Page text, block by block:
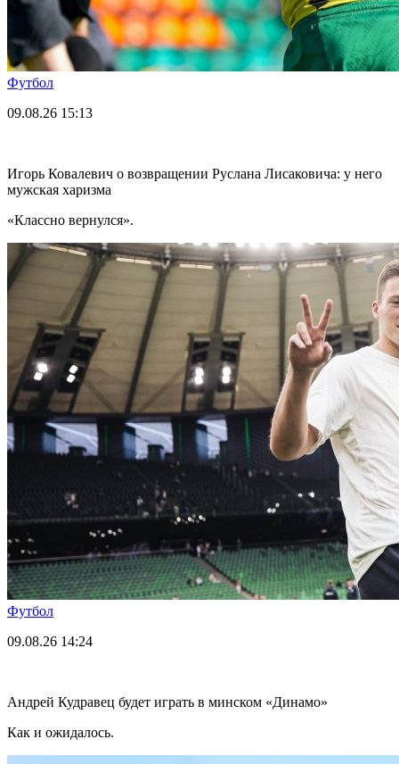
Футбол
09.08.26 15:13
Игорь Ковалевич о возвращении Руслана Лисаковича: у него
мужская харизма
«Классно вернулся».
Футбол
09.08.26 14:24
Андрей Кудравец будет играть в минском «Динамо»
Как и ожидалось.